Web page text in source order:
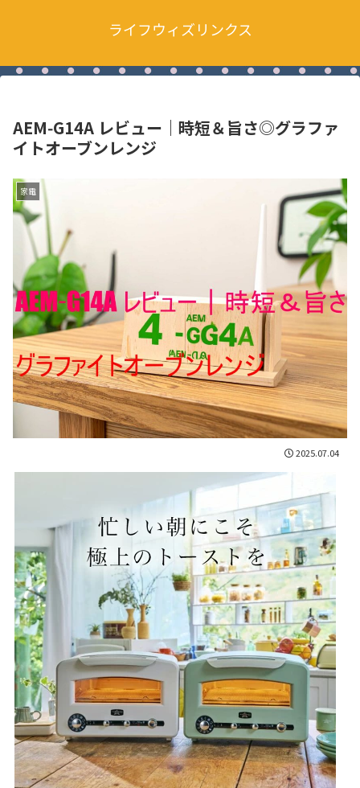
ライフウィズリンクス
AEM‑G14A レビュー｜時短＆旨さ◎グラファ
イトオーブンレンジ
家電
2025.07.04